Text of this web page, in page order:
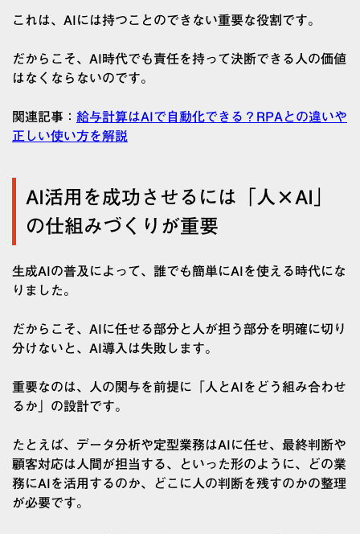
これは、AIには持つことのできない重要な役割です。
だからこそ、AI時代でも責任を持って決断できる人の価値
はなくならないのです。
関連記事： 給与計算はAIで自動化できる？RPAとの違いや
正しい使い方を解説
AI活用を成功させるには「人×AI」
の仕組みづくりが重要
生成AIの普及によって、誰でも簡単にAIを使える時代にな
りました。
だからこそ、AIに任せる部分と人が担う部分を明確に切り
分けないと、AI導入は失敗します。
重要なのは、人の関与を前提に「人とAIをどう組み合わせ
るか」の設計です。
たとえば、データ分析や定型業務はAIに任せ、最終判断や
顧客対応は人間が担当する、といった形のように、どの業
務にAIを活用するのか、どこに人の判断を残すのかの整理
が必要です。